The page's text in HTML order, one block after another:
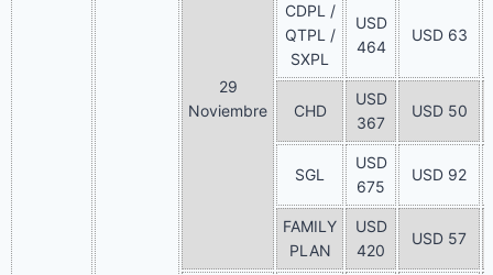
29
Noviembre
CDPL /
QTPL /
SXPL
USD
464
USD 63
CHD
USD
367
USD 50
SGL
USD
675
USD 92
FAMILY
PLAN
USD
420
USD 57